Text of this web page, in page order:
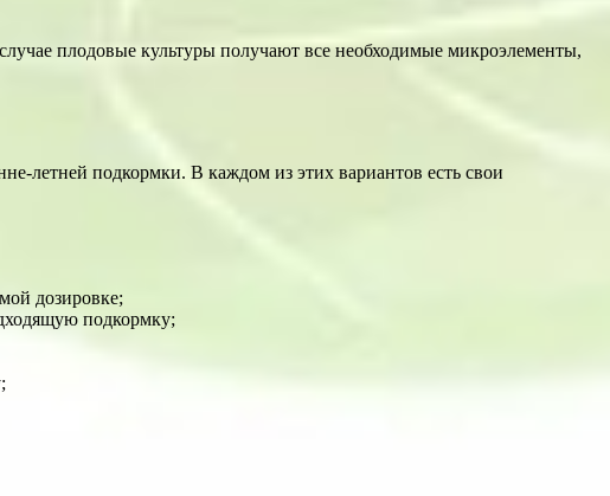
плодовые культуры получают все необходимые микроэлементы,
летней подкормки. В каждом из этих вариантов есть свои
дозировке;
подкормку;